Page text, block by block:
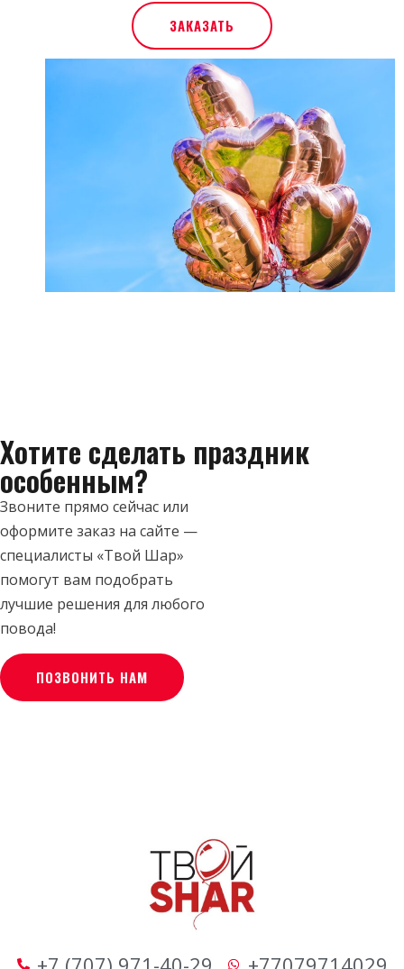
ЗАКАЗАТЬ
Хотите сделать праздник
особенным?
Звоните прямо сейчас или
оформите заказ на сайте —
специалисты «Твой Шар»
помогут вам подобрать
лучшие решения для любого
повода!
ПОЗВОНИТЬ НАМ